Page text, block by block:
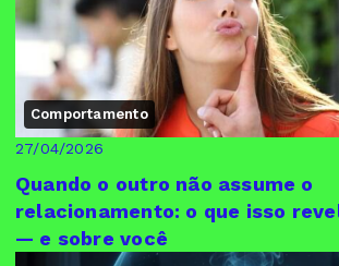
Comportamento
27/04/2026
Quando o outro não assume o
relacionamento: o que isso
— e sobre você